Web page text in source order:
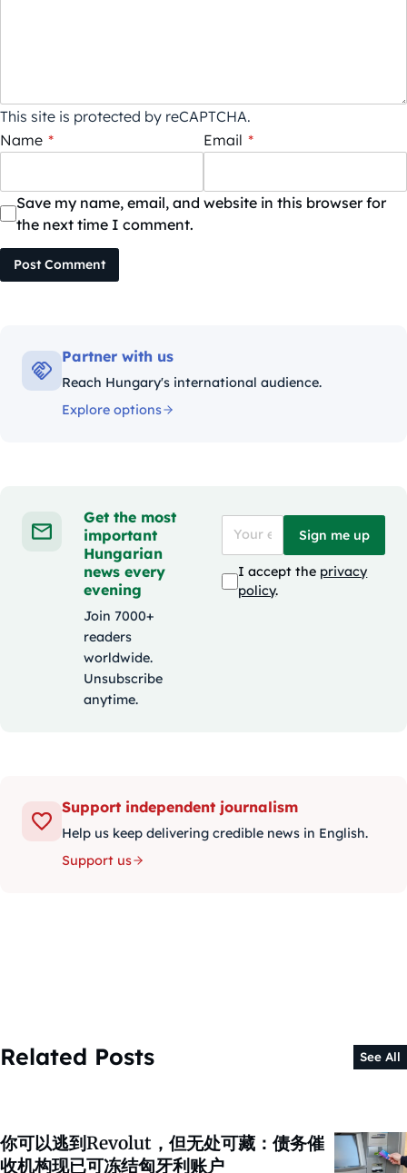
This site is protected by reCAPTCHA.
Name * Email *
Save my name, email, and website in this browser for
the next time I comment.
Post Comment
Partner with us
Reach Hungary's international audience.
Explore options
Get the most
important
Hungarian
news every
evening
Join 7000+
readers
worldwide.
Unsubscribe
anytime.
Sign me up
I accept the privacy
policy.
Support independent journalism
Help us keep delivering credible news in English.
Support us
Related Posts See All
你可以逃到Revolut，但无处可藏：债务催
收机构现已可冻结匈牙利账户